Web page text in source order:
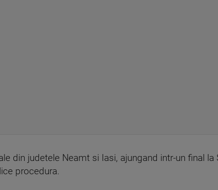
din judetele Neamt si Iasi, ajungand intr-un final la
procedura.